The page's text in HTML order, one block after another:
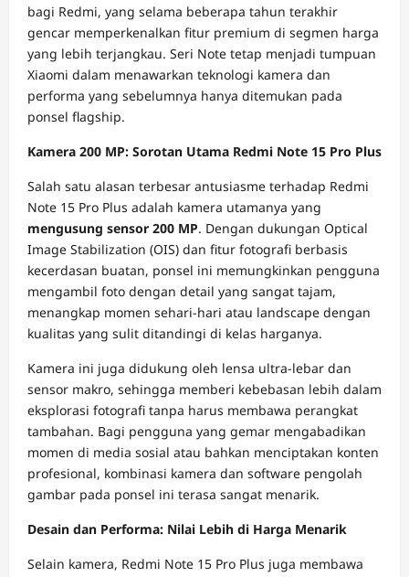
bagi Redmi, yang selama beberapa tahun terakhir
gencar memperkenalkan fitur premium di segmen harga
yang lebih terjangkau. Seri Note tetap menjadi tumpuan
Xiaomi dalam menawarkan teknologi kamera dan
performa yang sebelumnya hanya ditemukan pada
ponsel flagship.
Kamera 200 MP: Sorotan Utama Redmi Note 15 Pro Plus
Salah satu alasan terbesar antusiasme terhadap Redmi
Note 15 Pro Plus adalah kamera utamanya yang
mengusung sensor 200 MP. Dengan dukungan Optical
Image Stabilization (OIS) dan fitur fotografi berbasis
kecerdasan buatan, ponsel ini memungkinkan pengguna
mengambil foto dengan detail yang sangat tajam,
menangkap momen sehari-hari atau landscape dengan
kualitas yang sulit ditandingi di kelas harganya.
Kamera ini juga didukung oleh lensa ultra-lebar dan
sensor makro, sehingga memberi kebebasan lebih dalam
eksplorasi fotografi tanpa harus membawa perangkat
tambahan. Bagi pengguna yang gemar mengabadikan
momen di media sosial atau bahkan menciptakan konten
profesional, kombinasi kamera dan software pengolah
gambar pada ponsel ini terasa sangat menarik.
Desain dan Performa: Nilai Lebih di Harga Menarik
Selain kamera, Redmi Note 15 Pro Plus juga membawa